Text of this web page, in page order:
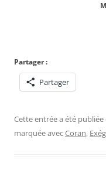
M.B., 9
Partager :
Partager
Cette entrée a été publiée
marquée avecCoran,